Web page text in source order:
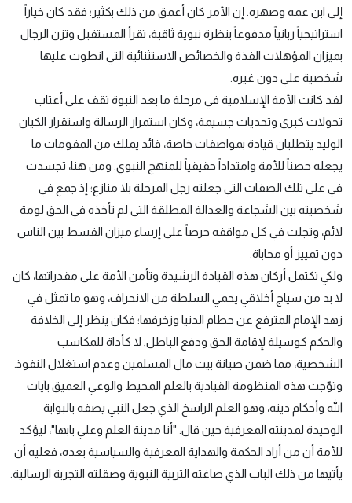
إلى ابن عمه وصهره. إن الأمر كان أعمق من ذلك بكثير؛ فقد كان خياراً
استراتيجياً ربانياً مدفوعاً بنظرة نبوية ثاقبة، تقرأ المستقبل وتزن الرجال
بميزان المؤهلات الفذة والخصائص الاستثنائية التي انطوت عليها
شخصية علي دون غيره.
لقد كانت الأمة الإسلامية في مرحلة ما بعد النبوة تقف على أعتاب
تحولات كبرى وتحديات جسيمة، وكان استمرار الرسالة واستقرار الكيان
الوليد يتطلبان قيادة بمواصفات خاصة، قائد يملك من المقومات ما
يجعله حصناً للأمة وامتداداً حقيقياً للمنهج النبوي. ومن هنا، تجسدت
في علي تلك الصفات التي جعلته رجل المرحلة بلا منازع؛ إذ جمع في
شخصيته بين الشجاعة والعدالة المطلقة التي لم تأخذه في الحق لومة
لائم، وتجلت في كل مواقفه حرصاً على إرساء ميزان القسط بين الناس
دون تمييز أو محاباة.
ولكي تكتمل أركان هذه القيادة الرشيدة وتأمن الأمة على مقدراتها، كان
لا بد من سياج أخلاقي يحمي السلطة من الانحراف، وهو ما تمثل في
زهد الإمام المترفع عن حطام الدنيا وزخرفها؛ فكان ينظر إلى الخلافة
والحكم كوسيلة لإقامة الحق ودفع الباطل, لا كأداة للمكاسب
الشخصية، مما ضمن صيانة بيت مال المسلمين وعدم استغلال النفوذ.
وتوّجت هذه المنظومة القيادية بالعلم المحيط والوعي العميق بآيات
الله وأحكام دينه، وهو العلم الراسخ الذي جعل النبي يصفه بالبوابة
الوحيدة لمدينته المعرفية حين قال: "أنا مدينة العلم وعلي بابها"، ليؤكد
للأمة أن من أراد الحكمة والهداية المعرفية والسياسية بعده، فعليه أن
يأتيها من ذلك الباب الذي صاغته التربية النبوية وصقلته التجربة الرسالية.